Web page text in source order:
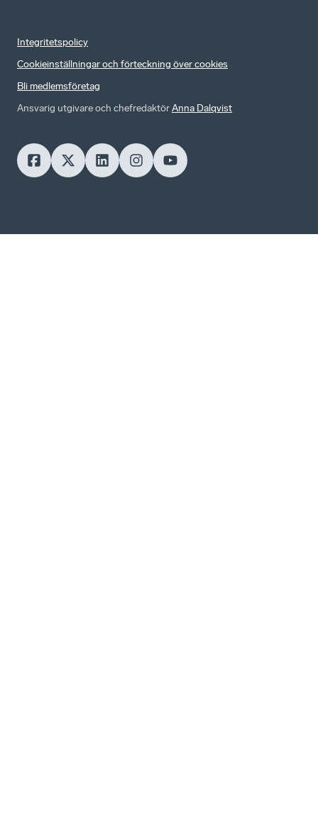
Integritetspolicy
Cookieinställningar och förteckning över cookies
Bli medlemsföretag
Ansvarig utgivare och chefredaktörAnna Dalqvist